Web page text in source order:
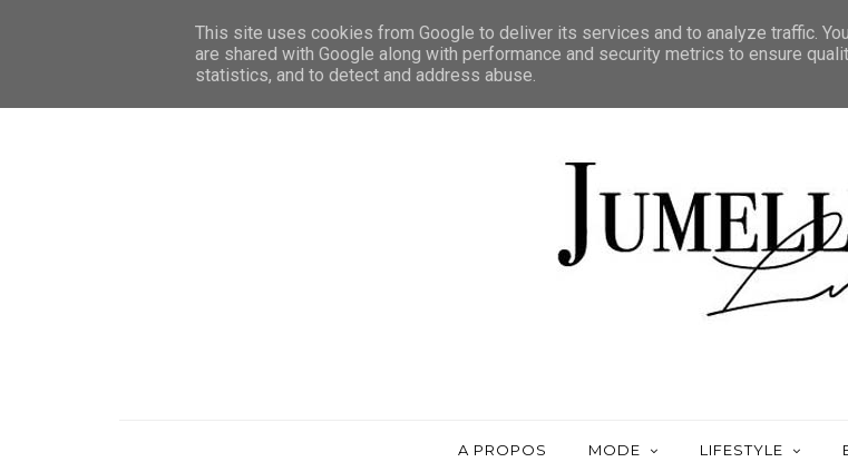
A PROPOS MODE LIFESTYLE
This site uses cookies from Google to deliver its services and to analyze traffic.
are shared with Google along with performance and security metrics to ensure
statistics, and to detect and address abuse.